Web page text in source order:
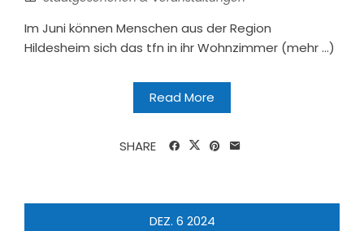
Im Juni können Menschen aus der Region
Hildesheim sich das tfn in ihr Wohnzimmer (mehr …)
Read More
SHARE
DEZ. 6 2024